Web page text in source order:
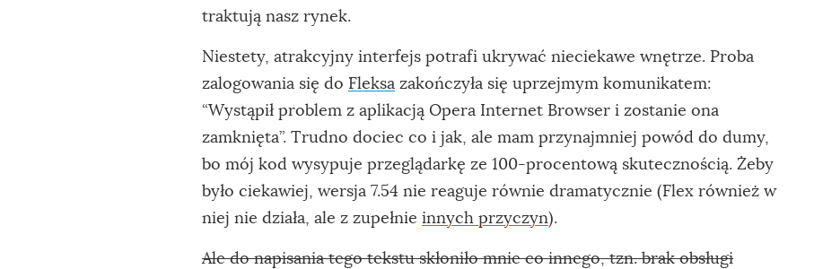
traktują nasz rynek.
Niestety, atrakcyjny interfejs potrafi ukrywać nieciekawe wnętrze. Proba
zalogowania się do Fleksa zakończyła się uprzejmym komunikatem:
“Wystąpił problem z aplikacją Opera Internet Browser i zostanie ona
zamknięta”. Trudno dociec co i jak, ale mam przynajmniej powód do dumy,
bo mój kod wysypuje przeglądarkę ze 100-procentową skutecznością. Żeby
było ciekawiej, wersja 7.54 nie reaguje równie dramatycznie (Flex również w
niej nie działa, ale z zupełnie innych przyczyn).
Ale do napisania tego tekstu skłoniło mnie co innego, tzn. brak obsługi